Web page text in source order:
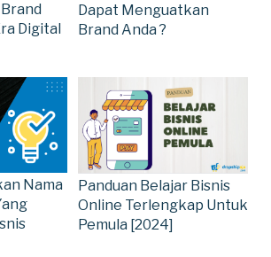
Digital
Dapat Menguatkan
Brand Anda ?
Nama
Panduan Belajar Bisnis
Online Terlengkap Untuk
Pemula [2024]